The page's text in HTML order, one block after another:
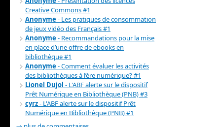
Creative Commons #1
Anonyme- Les pratiques de consommation
de jeux vidéo des Français #1
Anonyme- Recommandations pour la mise
en place d’une offre de ebooks en
bibliothèque #1
Anonyme- Comment évaluer les activités
des bibliothèques à l’ère numérique? #1
Lionel Dujol - L'ABF alerte sur le dispositif
Prêt Numérique en Bibliothèque (PNB) #3
cyrz- L'ABF alerte sur le dispositif Prêt
Numérique en Bibliothèque (PNB) #1